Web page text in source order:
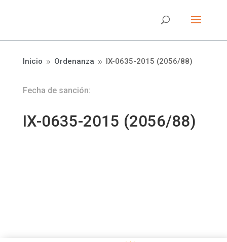
Inicio 9 Ordenanza 9 IX-0635-2015 (2056/88)
Fecha de sanción:
IX-0635-2015 (2056/88)